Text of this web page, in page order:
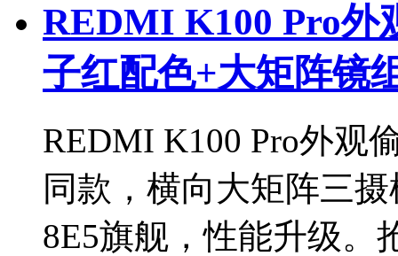
REDMI K100 Pro外
子红配色+大矩阵镜
REDMI K100 Pro外观
同款，横向大矩阵三
8E5旗舰，性能升级。